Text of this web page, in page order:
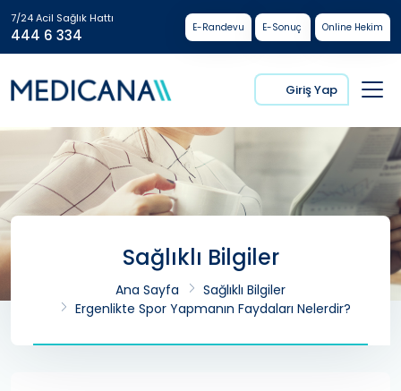
7/24 Acil Sağlık Hattı
444 6 334 E-Randevu E-Sonuç Online Hekim
Giriş Yap
Sağlıklı Bilgiler
Ana Sayfa
Sağlıklı Bilgiler
Ergenlikte Spor Yapmanın Faydaları Nelerdir?